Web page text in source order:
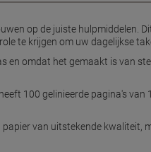
op de juiste hulpmiddelen.
te krijgen om uw dagelijkse
en omdat het gemaakt is van
100 gelinieerde pagina's van
van uitstekende kwaliteit,